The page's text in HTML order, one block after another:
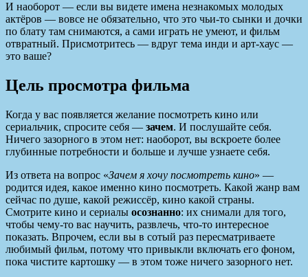
И наоборот — если вы видете имена незнакомых молодых
актёров — вовсе не обязательно, что это чьи-то сынки и дочки
по блату там снимаются, а сами играть не умеют, и фильм
отвратный. Присмотритесь — вдруг тема инди и арт-хаус —
это ваше?
Цель просмотра фильма
Когда у вас появляется желание посмотреть кино или
сериальчик, спросите себя — зачем. И послушайте себя.
Ничего зазорного в этом нет: наоборот, вы вскроете более
глубинные потребности и больше и лучше узнаете себя.
Из ответа на вопрос «Зачем я хочу посмотреть кино» —
родится идея, какое именно кино посмотреть. Какой жанр вам
сейчас по душе, какой режиссёр, кино какой страны.
Смотрите кино и сериалы осознанно: их снимали для того,
чтобы чему-то вас научить, развлечь, что-то интересное
показать. Впрочем, если вы в сотый раз пересматриваете
любимый фильм, потому что привыкли включать его фоном,
пока чистите картошку — в этом тоже ничего зазорного нет.